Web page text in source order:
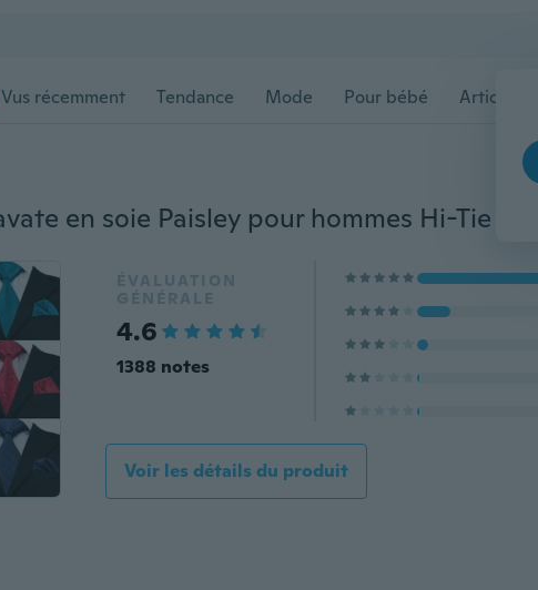
Vus récemment Tendance Mode Pour bébé Articles
ÉVALUATION
GÉNÉRALE
4.6
1388 notes
Voir les détails du produit